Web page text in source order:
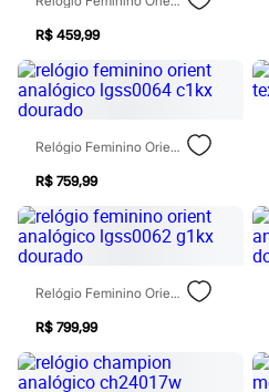
Blusas de proteção
Sungas
Personagens
Bluey
Disney
Hello Kitty
Minecraft
Naruto
Patrulha Canina
Sonic
Stitch
Beleza
Kits
Perfumes árabes
Novidades
Cabelos
Condicionador
Escovas e Pentes
R$ 459,99
Relógio Feminino Orient Analógico Lgss0064 C1kx Dourado
R$ 759,99
Relógio Feminino Orient Analógico Lgss0062 G1kx Dourado
R$ 799,99